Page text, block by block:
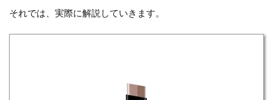
それでは、実際に解説していきます。